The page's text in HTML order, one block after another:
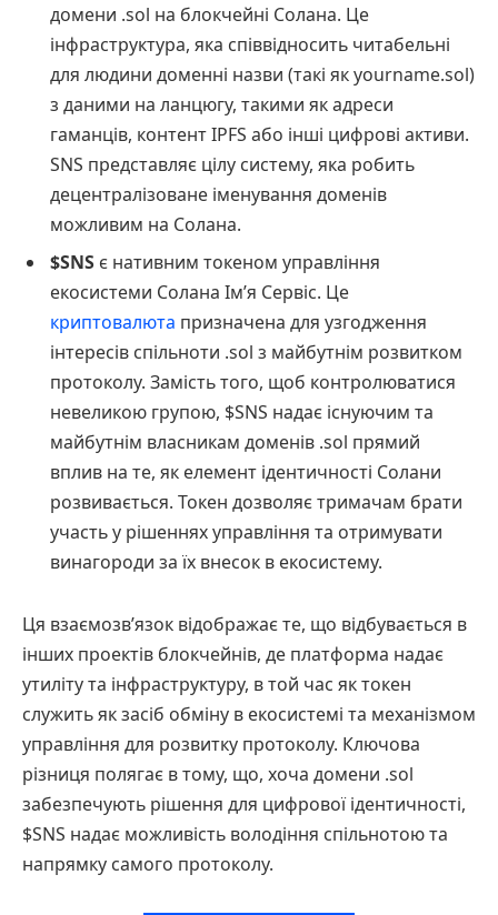
домени .sol на блокчейні Солана. Це
інфраструктура, яка співвідносить читабельні
для людини доменні назви (такі як yourname.sol)
з даними на ланцюгу, такими як адреси
гаманців, контент IPFS або інші цифрові активи.
SNS представляє цілу систему, яка робить
децентралізоване іменування доменів
можливим на Солана.
$SNS є нативним токеном управління
екосистеми Солана Ім’я Сервіс. Це
криптовалюта призначена для узгодження
інтересів спільноти .sol з майбутнім розвитком
протоколу. Замість того, щоб контролюватися
невеликою групою, $SNS надає існуючим та
майбутнім власникам доменів .sol прямий
вплив на те, як елемент ідентичності Солани
розвивається. Токен дозволяє тримачам брати
участь у рішеннях управління та отримувати
винагороди за їх внесок в екосистему.
Ця взаємозв’язок відображає те, що відбувається в
інших проектів блокчейнів, де платформа надає
утиліту та інфраструктуру, в той час як токен
служить як засіб обміну в екосистемі та механізмом
управління для розвитку протоколу. Ключова
різниця полягає в тому, що, хоча домени .sol
забезпечують рішення для цифрової ідентичності,
$SNS надає можливість володіння спільнотою та
напрямку самого протоколу.